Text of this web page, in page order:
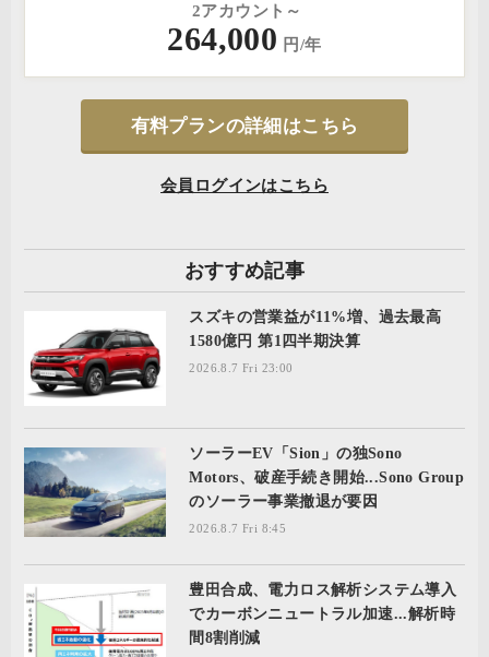
2アカウント～
264,000 円/年
有料プランの詳細はこちら
会員ログインはこちら
おすすめ記事
スズキの営業益が11%増、過去最高
1580億円 第1四半期決算
2026.8.7 Fri 23:00
ソーラーEV「Sion」の独Sono
Motors、破産手続き開始...Sono Group
のソーラー事業撤退が要因
2026.8.7 Fri 8:45
豊田合成、電力ロス解析システム導入
でカーボンニュートラル加速...解析時
間8割削減